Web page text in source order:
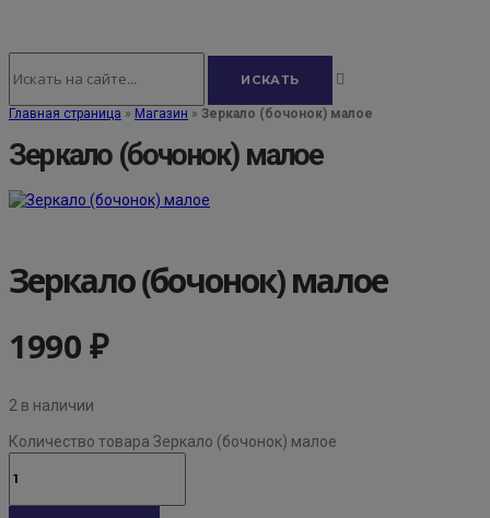
Главная страница » Магазин » Зеркало (бочонок) малое
Зеркало (бочонок) малое
Зеркало (бочонок) малое
1990₽
2 в наличии
Количество товара Зеркало (бочонок) малое